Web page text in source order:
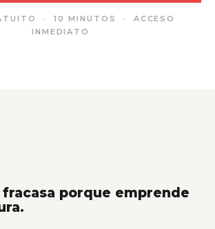
· 10 MINUTOS · ACCESO
INMEDIATO
fracasa porque emprende